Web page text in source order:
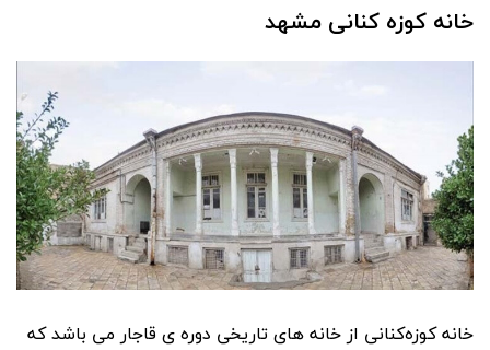
خانه کوزه کنانی مشهد
خانه کوزه‌کنانی از خانه های تاریخی دوره ی قاجار می باشد که